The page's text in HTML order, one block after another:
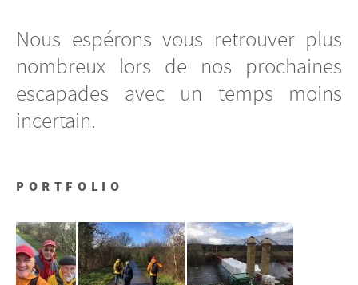
Nous espérons vous retrouver plus
nombreux lors de nos prochaines
escapades avec un temps moins
incertain.
PORTFOLIO